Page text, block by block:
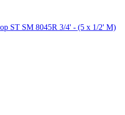
ST SM 8045R 3/4' - (5 x 1/2' M)